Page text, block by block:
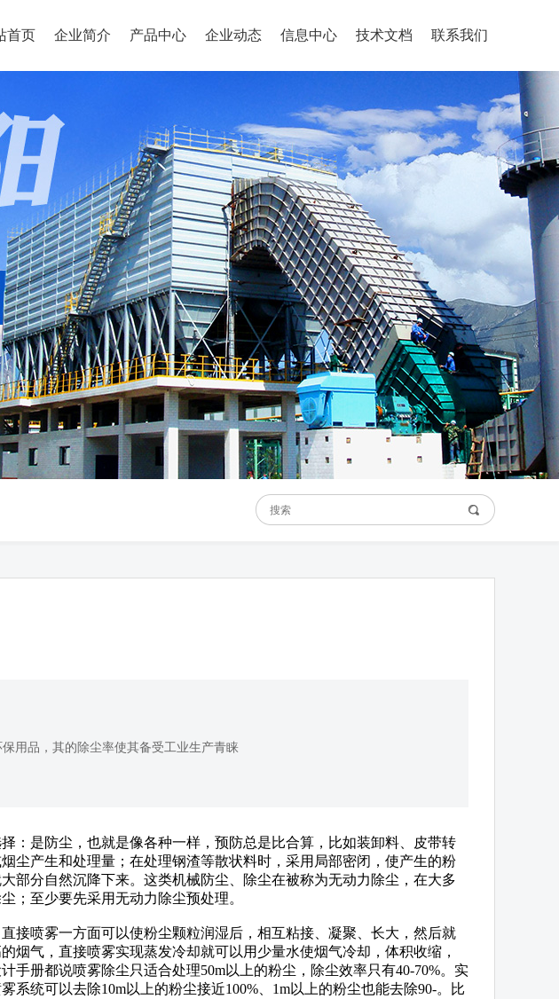
首页 企业简介 产品中心 企业动态 信息中心 技术文档 联系我们
用品，其的除尘率使其备受工业生产青睐
：是防尘，也就是像各种一样，预防总是比合算，比如装卸料、皮带转
尘产生和处理量；在处理钢渣等散状料时，采用局部密闭，使产生的粉
部分自然沉降下来。这类机械防尘、除尘在被称为无动力除尘，在大多
；至少要先采用无动力除尘预处理。
喷雾一方面可以使粉尘颗粒润湿后，相互粘接、凝聚、长大，然后就
烟气，直接喷雾实现蒸发冷却就可以用少量水使烟气冷却，体积收缩，
手册都说喷雾除尘只适合处理50m以上的粉尘，除尘效率只有40-70%。实
系统可以去除10m以上的粉尘接近100%、1m以上的粉尘也能去除90-。比